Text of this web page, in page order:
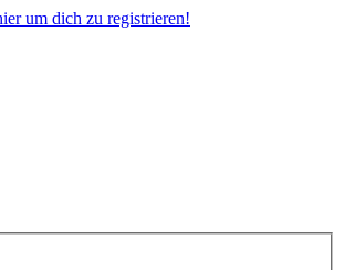
um dich zu registrieren!